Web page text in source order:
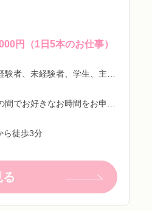
円（1日5本のお仕事）
ら徒歩3分